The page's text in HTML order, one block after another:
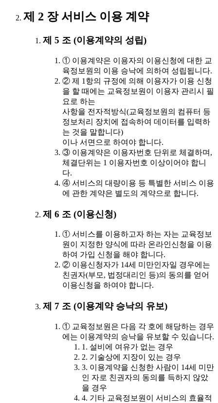
제 2 장 서비스 이용 계약
제 5 조 (이용계약의 성립)
① 이용계약은 이용자의 이용신청에 대한 교
육정보원의 이용 승낙에 의하여 성립됩니다.
② 제 1항의 규정에 의해 이용자가 이용 신청
을 할 때에는 교육정보원이 이용자 관리시 필
요로 하는
사항을 전자적방식(교육정보원의 컴퓨터 등
정보처리 장치에 접속하여 데이터를 입력하
는 것을 말합니다)
이나 서면으로 하여야 합니다.
③ 이용계약은 이용자번호 단위로 체결하며,
체결단위는 1 이용자번호 이상이어야 합니
다.
④ 서비스의 대량이용 등 특별한 서비스 이용
에 관한 계약은 별도의 계약으로 합니다.
제 6 조 (이용신청)
① 서비스를 이용하고자 하는 자는 교육정보
원이 지정한 양식에 따라 온라인신청을 이용
하여 가입 신청을 해야 합니다.
② 이용신청자가 14세 미만인자일 경우에는
친권자(부모, 법정대리인 등)의 동의를 얻어
이용신청을 하여야 합니다.
제 7 조 (이용계약 승낙의 유보)
① 교육정보원은 다음 각 호에 해당하는 경우
에는 이용계약의 승낙을 유보할 수 있습니다.
1. 설비에 여유가 없는 경우
2. 기술상에 지장이 있는 경우
3. 이용계약을 신청한 사람이 14세 미만
인 자로 친권자의 동의를 득하지 않았
을 경우
4. 기타 교육정보원이 서비스의 효율적